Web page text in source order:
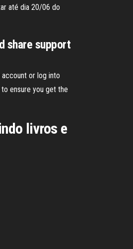
até dia 20/06 do
share support
or log into
ensure you get the
livros e